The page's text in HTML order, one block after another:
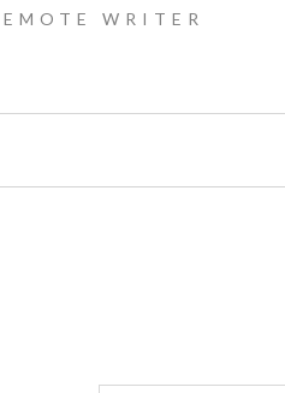
WRITER